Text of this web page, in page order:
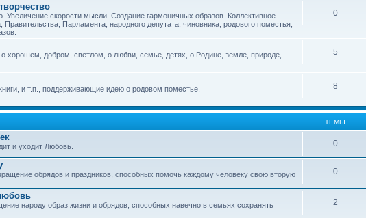
Увеличение скорости мысли. Создание гармоничных образов. Коллективное
Парламента, народного депутата, чиновника, родового поместья,
0
хорошем, добром, светлом, о любви, семье, детях, о Родине, земле, природе,
5
и т.п., поддерживающие идею о родовом поместье. 8
ТЕМЫ
и уходит Любовь. 0
обрядов и праздников, способных помочь каждому человеку свою вторую
0
народу образ жизни и обрядов, способных навечно в семьях сохранять
2